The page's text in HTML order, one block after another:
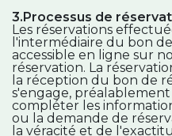
3.Processus de
Les réservations
l'intermédiaire du bon
accessible en ligne sur
réservation. La
la réception du bon de
s'engage,
compléter les
ou la demande de
la véracité et de